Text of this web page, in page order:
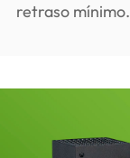
retraso mínimo.